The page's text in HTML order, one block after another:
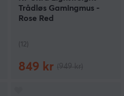
Trådløs Gamingmus -
Rose Red
(12)
849 kr